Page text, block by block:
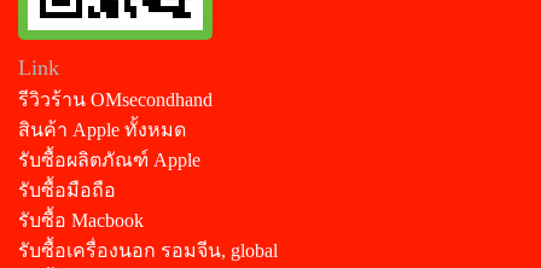
Link
รีวิวร้าน OMsecondhand
สินค้า Apple ทั้งหมด
รับซื้อผลิตภัณฑ์ Apple
รับซื้อมือถือ
รับซื้อ Macbook
รับซื้อเครื่องนอก รอมจีน, global